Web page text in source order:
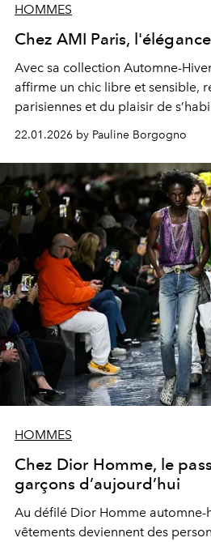
HOMMES
Chez AMI Paris,
Avec sa collection Automne-
affirme un chic libre et sensible,
parisiennes et du plaisir de
22.01.2026 by Pauline Borgogno
HOMMES
Chez Dior Homme, le
garçons d’aujourd’hui
Au défilé Dior Homme automne-
vêtements deviennent des